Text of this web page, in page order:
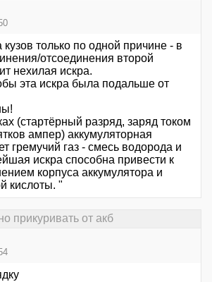
только по одной причине - в
отсоединения второй
нехилая искра.
эта искра была подальше от
(стартёрный разряд, заряд током
ампер) аккумуляторная
гремучий газ - смесь водорода и
искра способна привести к
корпуса аккумулятора и
кислоты. "
прикуривать от акб